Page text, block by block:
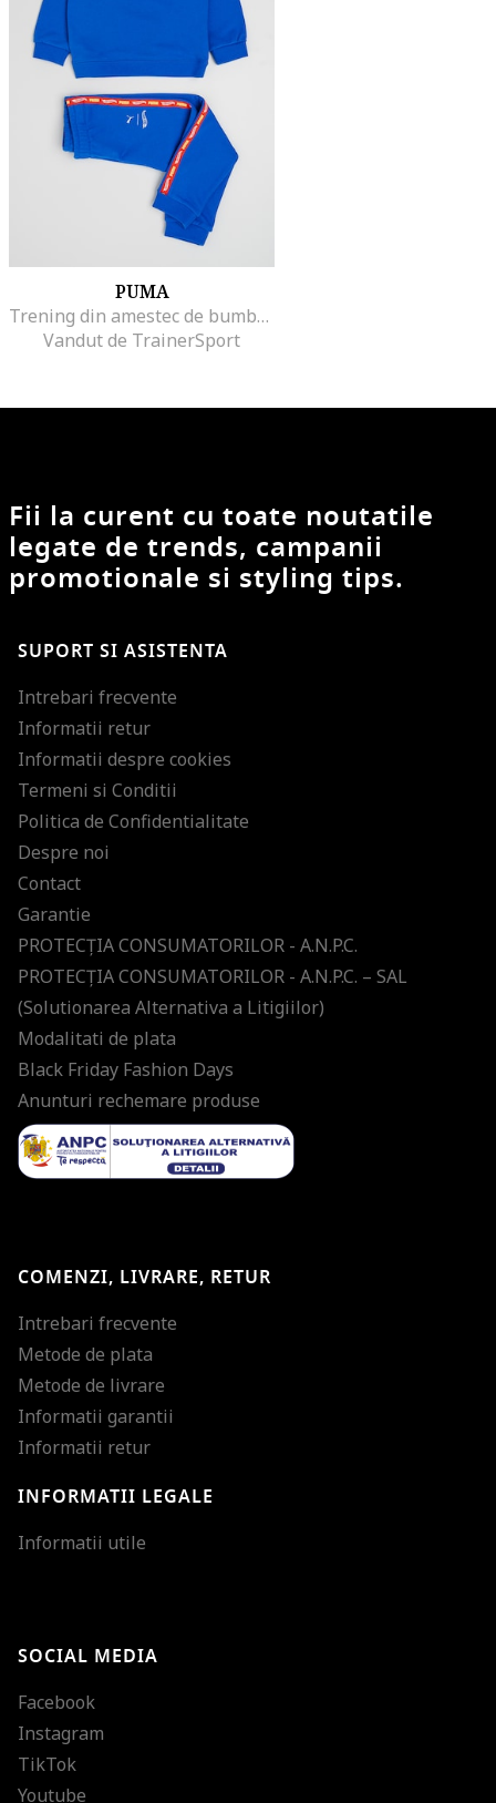
PUMA
Trening din amestec de bumbac cu imprimeu
Vandut de TrainerSport
Fii la curent cu toate noutatile
legate de trends, campanii
promotionale si styling tips.
SUPORT SI ASISTENTA
Intrebari frecvente
Informatii retur
Informatii despre cookies
Termeni si Conditii
Politica de Confidentialitate
Despre noi
Contact
Garantie
PROTECŢIA CONSUMATORILOR - A.N.P.C.
PROTECŢIA CONSUMATORILOR - A.N.P.C. – SAL
(Solutionarea Alternativa a Litigiilor)
Modalitati de plata
Black Friday Fashion Days
Anunturi rechemare produse
COMENZI, LIVRARE, RETUR
Intrebari frecvente
Metode de plata
Metode de livrare
Informatii garantii
Informatii retur
INFORMATII LEGALE
Informatii utile
SOCIAL MEDIA
Facebook
Instagram
TikTok
Youtube